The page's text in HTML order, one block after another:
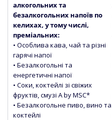
алкогольних та
безалкогольних напоїв по
келихах, у тому числі,
преміальних:
• Особлива кава, чай та різні
гарячі напої
• Безалкогольні та
енергетичні напої
• Соки, коктейлі зі свіжих
фруктів, смузі A by MSC*
• Безалкогольне пиво, вино та
коктейлі